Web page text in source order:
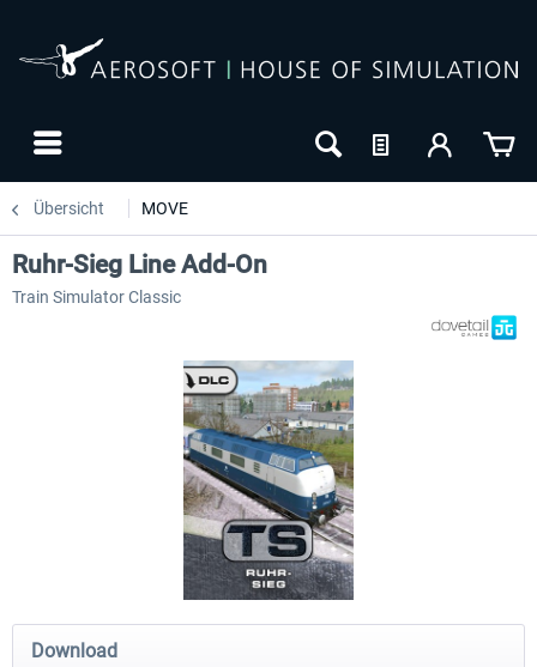
Übersicht MOVE
RWA Railjet Advanced Im Köblitzer Bergland 3
Ruhr-Sieg Line Add-On
Train Simulator Classic
Download